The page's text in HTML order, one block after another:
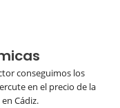
conseguimos los
en el precio de la
Cádiz.